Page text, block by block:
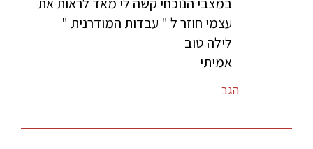
עצמי חוזר ל " עבדות המודרנית "
לילה טוב
אמיתי
הגב